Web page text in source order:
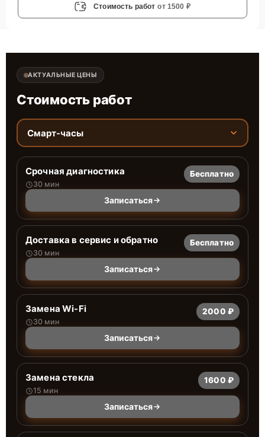
Стоимость работ от 1500 ₽
АКТУАЛЬНЫЕ ЦЕНЫ
Стоимость работ
Смарт-часы
Срочная диагностика
30 мин
Бесплатно
Записаться
Доставка в сервис и обратно
30 мин
Бесплатно
Записаться
Замена Wi-Fi
30 мин
2000 ₽
Записаться
Замена стекла
15 мин
1600 ₽
Записаться